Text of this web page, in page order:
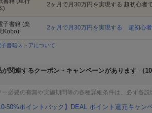
)
2ヶ月で月30万円を実現する 超初心者
子書籍 (楽
Kobo)
2ヶ月で月30万円を実現する 超初心
書籍ストアについて
が関連するクーポン・キャンペーンがあります
（
必要の有無や実施期間等の各種詳細条件は、必ず各説
50%ポイントバック】DEAL ポイント還元キャン